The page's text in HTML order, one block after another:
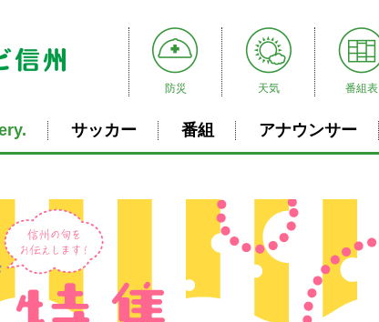
防災 天気 番組表
サッカー 番組 アナウンサー